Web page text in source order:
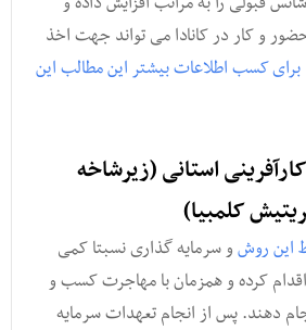
و کار در کانادا می تواند جهت اخذ
برای کسب اطلاعات بیشتر این مطالب این
استانی (زیرشاخه
کلمبیا)
این روشو سرمایه گذاری نسبتا کمی
کرده و همزمان با مهاجرت کسب و
دهند. پس از انجام تعهدات سرمایه